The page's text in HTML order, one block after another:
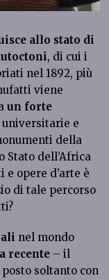
allo stato di
, di cui i
nel 1892, più
viene
un forte
universitarie e
della
Stato dell’Africa
e opere d’arte è
di tale percorso
nel mondo
recente – il
soltanto con